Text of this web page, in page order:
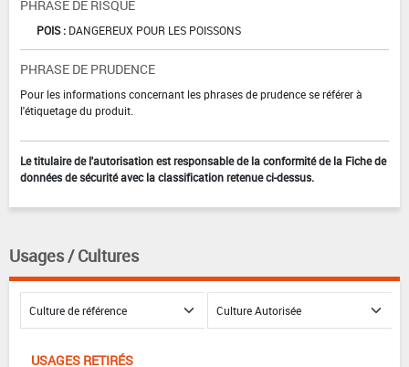
PHRASE DE RISQUE
POIS : DANGEREUX POUR LES POISSONS
PHRASE DE PRUDENCE
Pour les informations concernant les phrases de prudence se référer à
l'étiquetage du produit.
Le titulaire de l'autorisation est responsable de la conformité de la Fiche de
données de sécurité avec la classification retenue ci-dessus.
Usages / Cultures
USAGES RETIRÉS